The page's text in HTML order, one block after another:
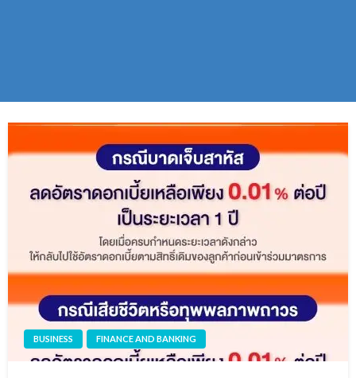
BUSINESS FINANCE AND BANKING